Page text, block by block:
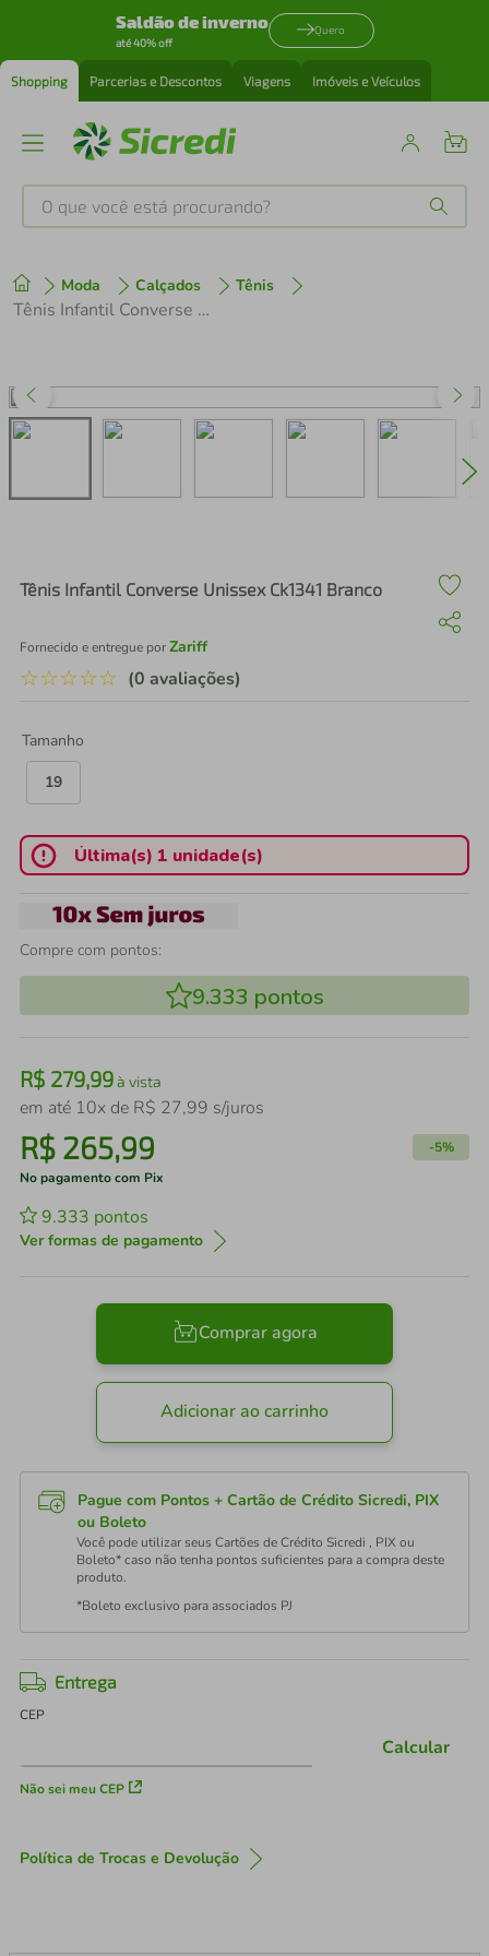
Saldão de inverno
até 40% off
Quero
Shopping Parcerias e Descontos Viagens Imóveis e Veículos
O que você está procurando?
Moda Calçados Tênis
Tênis Infantil Converse Unissex Ck1341 Branco
Tênis Infantil Converse Unissex Ck1341 Branco
Fornecido e entregue porZariff
☆☆☆☆☆ (0 avaliações)
Tamanho
19
Última(s) 1 unidade(s)
Compre com pontos:
9.333 pontos
R$ 279,99à vista
em até 10x de R$ 27,99 s/juros
R$ 265,99 -5%
No pagamento com Pix
9.333 pontos
Ver formas de pagamento
Comprar agora
Adicionar ao carrinho
Pague com Pontos + Cartão de Crédito Sicredi, PIX
ou Boleto
Você pode utilizar seus Cartões de Crédito Sicredi , PIX ou
Boleto* caso não tenha pontos suficientes para a compra deste
produto.
*Boleto exclusivo para associados PJ
Entrega
CEP
Não sei meu CEP
Calcular
Política de Trocas e Devolução
1º tenis
perfume